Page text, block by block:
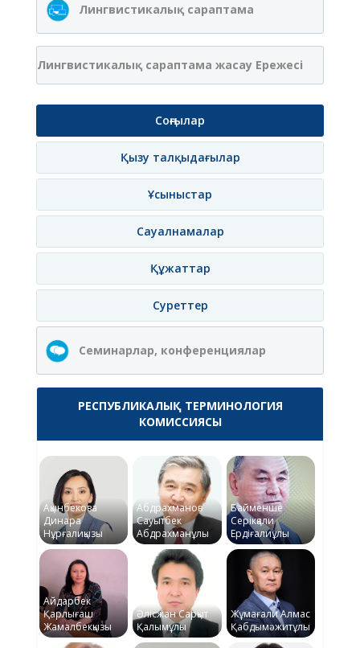
Лингвистикалық сараптама
Лингвистикалық сараптама жасау Ережесі
Соңғылар
Қызу талқыдағылар
Ұсыныстар
Сауалнамалар
Құжаттар
Суреттер
Семинарлар, конференциялар
РЕСПУБЛИКАЛЫҚ ТЕРМИНОЛОГИЯ
КОМИССИЯСЫ
Ақынбекова
Динара
Нұрғалиқызы
Абдрахманов
Сауытбек
Абдрахманұлы
Байменше
Серікқали
Ердіғалиұлы
Айдарбек
Қарлығаш
Жамалбекқызы
Әлісжан Сарқыт
Қалымұлы
Жұмағали Алмас
Қабдымәжитұлы